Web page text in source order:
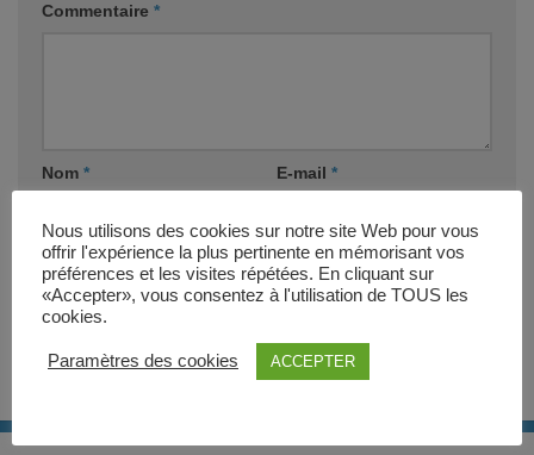
Commentaire *
Nom * E-mail *
Site web
Nous utilisons des cookies sur notre site Web pour vous
offrir l'expérience la plus pertinente en mémorisant vos
préférences et les visites répétées. En cliquant sur
«Accepter», vous consentez à l'utilisation de TOUS les
cookies.
Paramètres des cookies ACCEPTER